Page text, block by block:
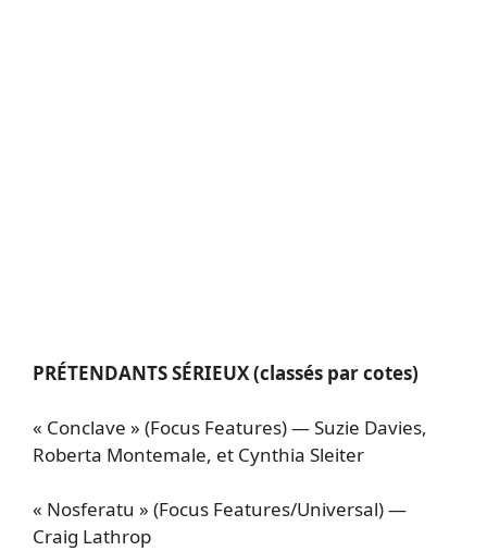
PRÉTENDANTS SÉRIEUX (classés par cotes)
« Conclave » (Focus Features) — Suzie Davies,
Roberta Montemale, et Cynthia Sleiter
« Nosferatu » (Focus Features/Universal) —
Craig Lathrop